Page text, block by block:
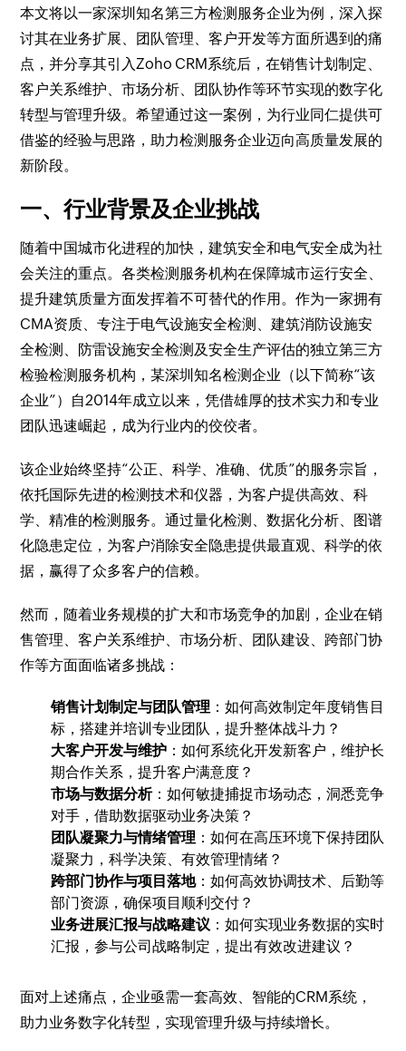
本文将以一家深圳知名第三方检测服务企业为例，深入探
讨其在业务扩展、团队管理、客户开发等方面所遇到的痛
点，并分享其引入Zoho CRM系统后，在销售计划制定、
客户关系维护、市场分析、团队协作等环节实现的数字化
转型与管理升级。希望通过这一案例，为行业同仁提供可
借鉴的经验与思路，助力检测服务企业迈向高质量发展的
新阶段。
一、行业背景及企业挑战
随着中国城市化进程的加快，建筑安全和电气安全成为社
会关注的重点。各类检测服务机构在保障城市运行安全、
提升建筑质量方面发挥着不可替代的作用。作为一家拥有
CMA资质、专注于电气设施安全检测、建筑消防设施安
全检测、防雷设施安全检测及安全生产评估的独立第三方
检验检测服务机构，某深圳知名检测企业（以下简称“该
企业”）自2014年成立以来，凭借雄厚的技术实力和专业
团队迅速崛起，成为行业内的佼佼者。
该企业始终坚持“公正、科学、准确、优质”的服务宗旨，
依托国际先进的检测技术和仪器，为客户提供高效、科
学、精准的检测服务。通过量化检测、数据化分析、图谱
化隐患定位，为客户消除安全隐患提供最直观、科学的依
据，赢得了众多客户的信赖。
然而，随着业务规模的扩大和市场竞争的加剧，企业在销
售管理、客户关系维护、市场分析、团队建设、跨部门协
作等方面面临诸多挑战：
销售计划制定与团队管理 ：如何高效制定年度销售目
标，搭建并培训专业团队，提升整体战斗力？
大客户开发与维护 ：如何系统化开发新客户，维护长
期合作关系，提升客户满意度？
市场与数据分析：如何敏捷捕捉市场动态，洞悉竞争
对手，借助数据驱动业务决策？
团队凝聚力与情绪管理 ：如何在高压环境下保持团队
凝聚力，科学决策、有效管理情绪？
跨部门协作与项目落地：如何高效协调技术、后勤等
部门资源，确保项目顺利交付？
业务进展汇报与战略建议 ：如何实现业务数据的实时
汇报，参与公司战略制定，提出有效改进建议？
面对上述痛点，企业亟需一套高效、智能的CRM系统，
助力业务数字化转型，实现管理升级与持续增长。